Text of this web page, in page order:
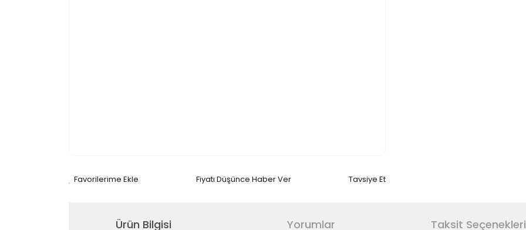
Fiyatı Düşünce Haber Ver Tavsiye Et
Ürün Bilgisi Yorumlar Taksit Seçenekleri